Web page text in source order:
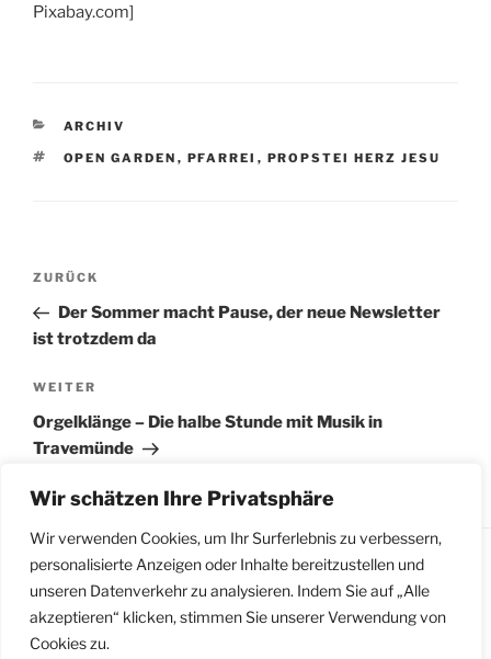
Wir schätzen Ihre Privatsphäre
Wir verwenden Cookies, um Ihr Surferlebnis zu verbessern,
personalisierte Anzeigen oder Inhalte bereitzustellen und
unseren Datenverkehr zu analysieren. Indem Sie auf „Alle
akzeptieren“ klicken, stimmen Sie unserer Verwendung von
Cookies zu.
Pixabay.com]
KATEGORIEN
ARCHIV
SCHLAGWÖRTER
OPEN GARDEN , PFARREI , PROPSTEI HERZ JESU
Beitragsnavigation
Vorheriger
Beitrag
ZURÜCK
Der Sommer macht Pause, der neue Newsletter
ist trotzdem da
Nächster
Beitrag
WEITER
Orgelklänge – Die halbe Stunde mit Musik in
Travemünde
Impressum | Datenschutzerklärung
Meldestelle
gemäß Hinweisgeberschutzgesetz